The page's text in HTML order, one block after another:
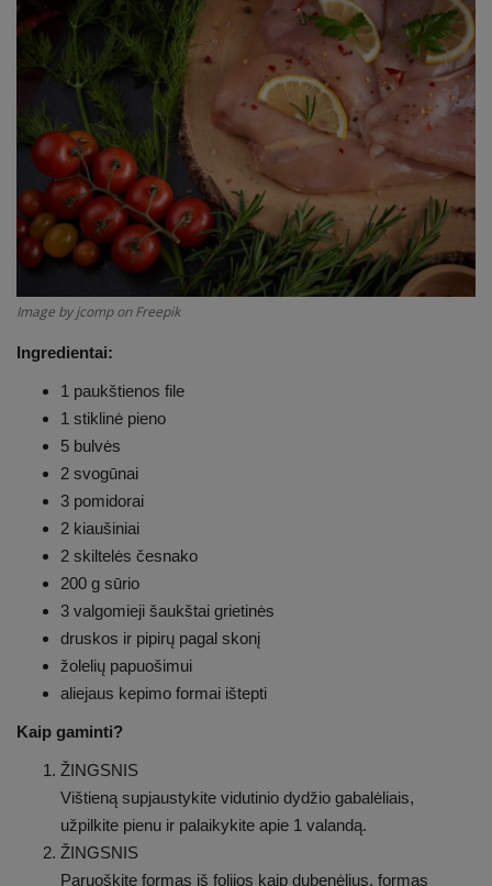
Receptai
Image by jcomp on Freepik
Ingredientai:
1 paukštienos file
1 stiklinė pieno
5 bulvės
2 svogūnai
3 pomidorai
2 kiaušiniai
2 skiltelės česnako
200 g sūrio
3 valgomieji šaukštai grietinės
druskos ir pipirų pagal skonį
žolelių papuošimui
aliejaus kepimo formai ištepti
Kaip gaminti?
ŽINGSNIS
Vištieną supjaustykite vidutinio dydžio gabalėliais,
užpilkite pienu ir palaikykite apie 1 valandą.
ŽINGSNIS
Paruoškite formas iš folijos kaip dubenėlius, formas